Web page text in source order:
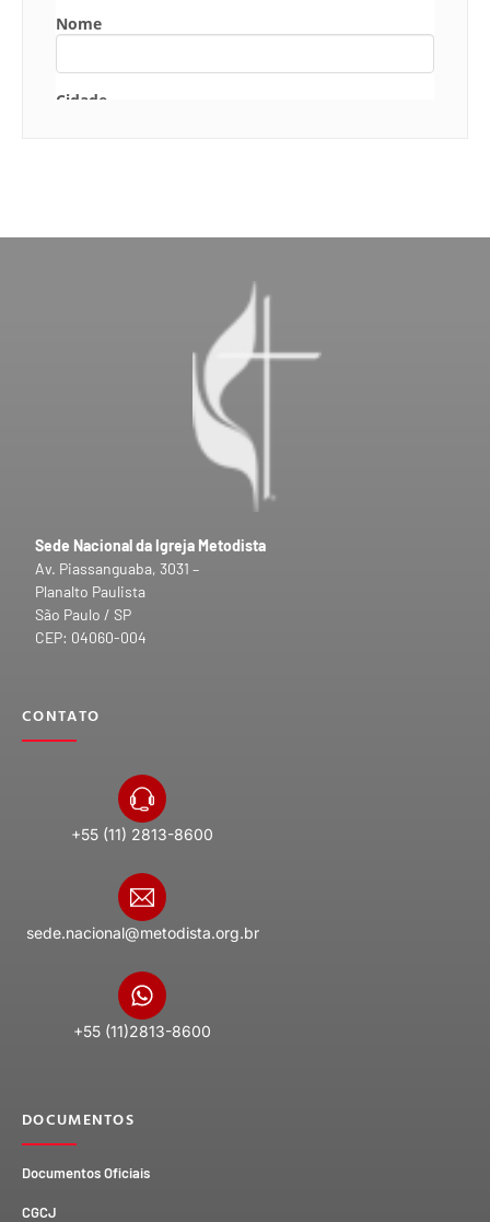
Sede Nacional da Igreja Metodista
Av. Piassanguaba, 3031 –
Planalto Paulista
São Paulo / SP
CEP: 04060-004
CONTATO
+55 (11) 2813-8600
sede.nacional@metodista.org.br
+55 (11)2813-8600
DOCUMENTOS
Documentos Oficiais
CGCJ